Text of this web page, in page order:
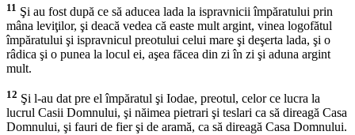
11 Şi au fost după ce să aducea lada la ispravnicii împăratului prin
mâna leviţilor, şi deacă vedea că easte mult argint, vinea logofătul
împăratului şi ispravnicul preotului celui mare şi deşerta lada, şi o
râdica şi o punea la locul ei, aşea făcea din zi în zi şi aduna argint
mult.
12 Şi l-au dat pre el împăratul şi Iodae, preotul, celor ce lucra la
lucrul Casii Domnului, şi năimea pietrari şi teslari ca să direagă Casa
Domnului, şi fauri de fier şi de aramă, ca să direagă Casa Domnului.